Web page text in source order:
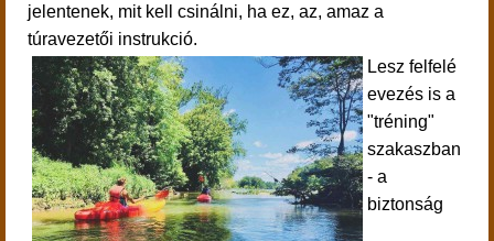
jelentenek, mit kell csinálni, ha ez, az, amaz a
túravezetői instrukció.
Lesz felfelé
evezés is a
"tréning"
szakaszban
- a
biztonság